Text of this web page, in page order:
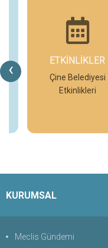
‹ ETKİNLİKLER
Çine Belediyesi
Etkinlikleri
KURUMSAL
Meclis Gündemi